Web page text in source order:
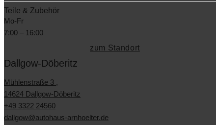
Teile & Zubehör
Mo-Fr
7:00 – 16:00
zum Standort
Dallgow-Döberitz
Mühlenstraße 3 ,
14624 Dallgow-Döberitz
+49 3322 24560
dallgow@autohaus-arnhoelter.de